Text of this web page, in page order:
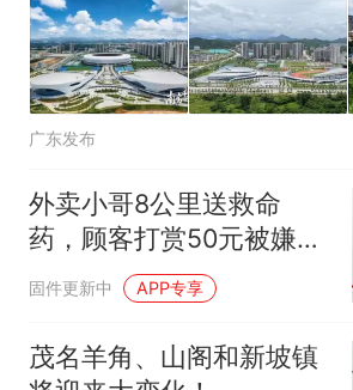
广东发布
外卖小哥8公里送救命
药，顾客打赏50元被嫌
少，人民锐评：善意不该
被金钱绑架
固件更新中 APP专享
茂名羊角、山阁和新坡镇